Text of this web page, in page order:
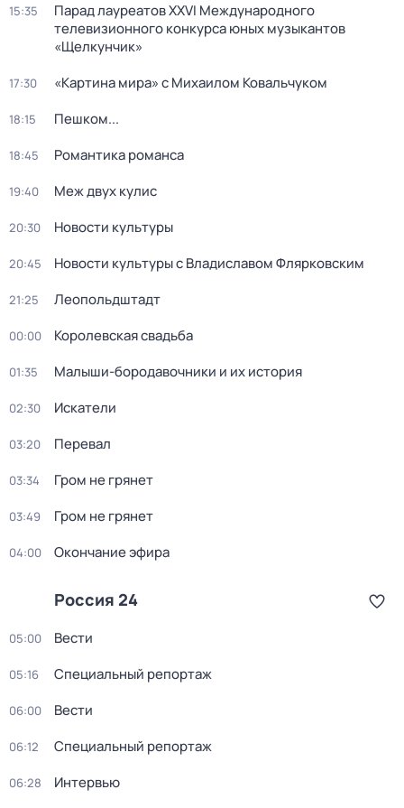
15:35
Парад лауреатов XXVI Международного
телевизионного конкурса юных музыкантов
«Щелкунчик»
17:30 «Картина мира» с Михаилом Ковальчуком
18:15 Пешком...
18:45 Романтика романса
19:40 Меж двух кулис
20:30 Новости культуры
20:45 Новости культуры с Владиславом Флярковским
21:25 Леопольдштадт
00:00 Королевская свадьба
01:35 Малыши-бородавочники и их история
02:30 Искатели
03:20 Перевал
03:34 Гром не грянет
03:49 Гром не грянет
04:00 Окончание эфира
Россия 24
05:00 Вести
05:16 Специальный репортаж
06:00 Вести
06:12 Специальный репортаж
06:28 Интервью